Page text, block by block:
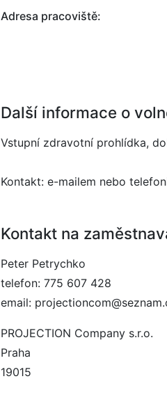
Adresa pracoviště:
Další informace o
Vstupní zdravotní prohlídka,
Kontakt: e-mailem nebo
Kontakt na
Peter Petrychko
telefon: 775 607 428
email:
PROJECTION Company s.r.o.
Praha
19015